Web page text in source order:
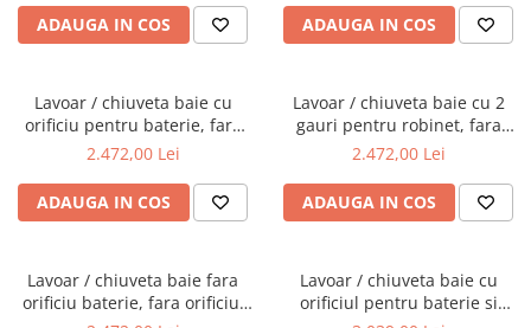
ADAUGA IN COS ADAUGA IN COS
Lavoar / chiuveta baie cu
orificiu pentru baterie, fara
orificiul preaplin, 40cm |
2.472,00 Lei
ADAUGA IN COS
Lavoar / chiuveta baie cu 2
gauri pentru robinet, fara
orificiul preaplin, 40cm |
2.472,00 Lei
ADAUGA IN COS
Lavoar / chiuveta baie fara
orificiu baterie, fara orificiul
Lavoar / chiuveta baie cu
orificiul pentru baterie si